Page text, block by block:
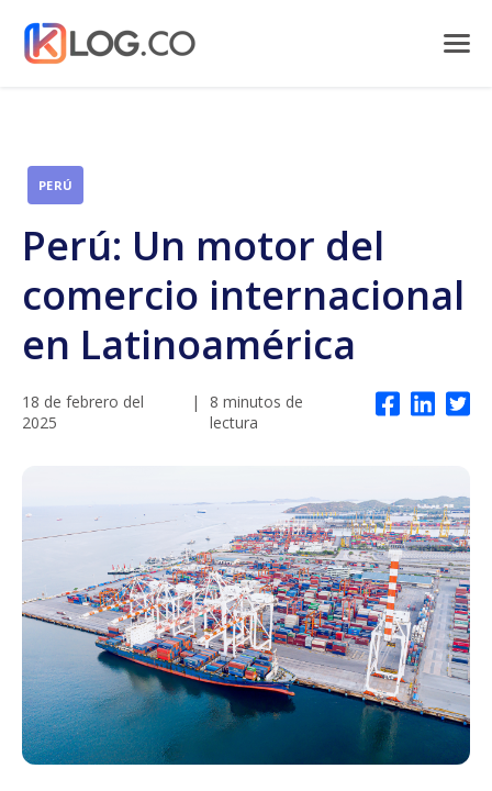
PERÚ
Perú: Un motor del
comercio internacional
en Latinoamérica
18 de febrero del
2025
|
8 minutos de
lectura